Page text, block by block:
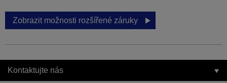
Zobrazit možnosti rozšířené záruky
Kontaktujte nás